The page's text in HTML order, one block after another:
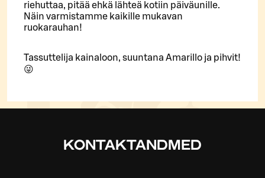
riehuttaa, pitää ehkä lähteä kotiin päiväunille.
Näin varmistamme kaikille mukavan
ruokarauhan!
Tassuttelija kainaloon, suuntana Amarillo ja pihvit!
😜
KONTAKTANDMED